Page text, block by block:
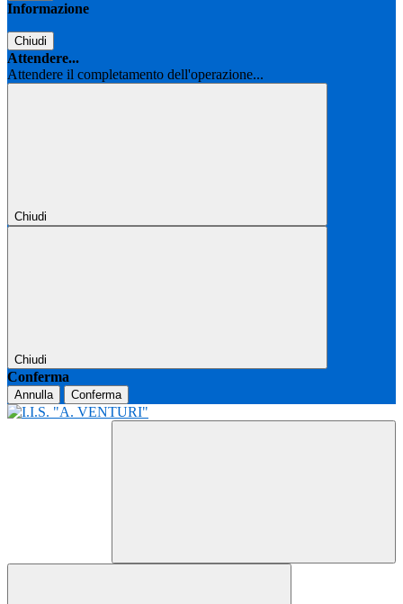
Informazione
Chiudi
Attendere...
Attendere il completamento dell'operazione...
Chiudi
Chiudi
Conferma
Annulla Conferma